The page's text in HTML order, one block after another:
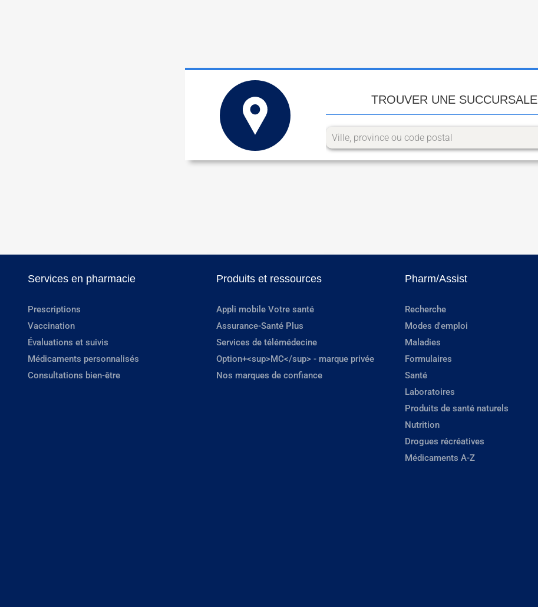
TROUVER UNE SUCCURSALE
Services en pharmacie
Prescriptions
Vaccination
Évaluations et suivis
Médicaments personnalisés
Consultations bien-être
Produits et ressources
Appli mobile Votre santé
Assurance-Santé Plus
Services de télémédecine
Option+<sup>MC</sup> - marque privée
Nos marques de confiance
Pharm/Assist
Recherche
Modes d'emploi
Maladies
Formulaires
Santé
Laboratoires
Produits de santé naturels
Nutrition
Drogues récréatives
Médicaments A-Z